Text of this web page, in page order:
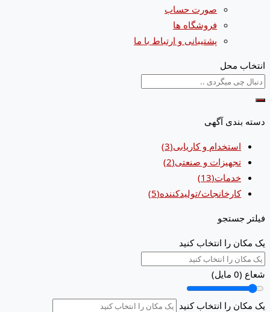
صورت حساب
فروشگاه ها
پشتیبانی و ارتباط با ما
انتخاب محل
دسته بندی آگهی
استخدام و کاریابی(3)
تجهیزات و صنعتی(2)
خدمات(13)
کارخانجات/تولیدکننده(5)
فیلتر جستجو
یک مکان را انتخاب کنید
شعاع (0 مایل)
یک مکان را انتخاب کنید